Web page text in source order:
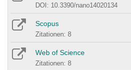
DOI: 10.3390/nano14020134
Scopus
Zitationen: 8
Web of Science
Zitationen: 8